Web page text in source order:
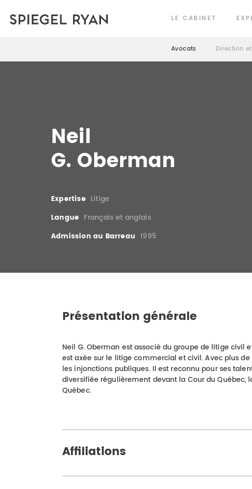
LE CABINET
Avocats Direction
Neil
G. Oberman
Expertise Litige
Langue Français et anglais
Admission au Barreau 1995
Présentation générale
Neil G. Oberman est associé du groupe de litige civil
est axée sur le litige commercial et civil. Avec plus de
les injonctions publiques. Il est reconnu pour ses
diversifiée régulièrement devant la Cour du Québec,
Québec.
Affiliations